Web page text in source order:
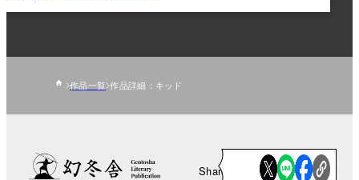
作品一覧 作品詳細：キッド
Share